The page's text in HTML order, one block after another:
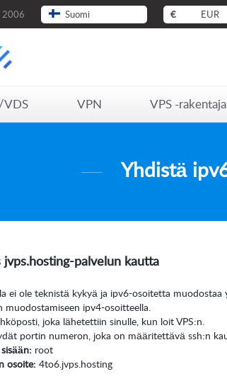
2006 Suomi € EUR
VDS VPN VPS -rakentaja
Yhdistä
jvps.hosting-palvelun kautta
ei ole teknistä kykyä ja ipv6-osoitetta
muodostamiseen ipv4-osoitteella.
joka lähetettiin sinulle, kun loit VPS:n.
portin numeron, joka on määritettävä ssh:n
root
osoite: 4to6.jvps.hosting